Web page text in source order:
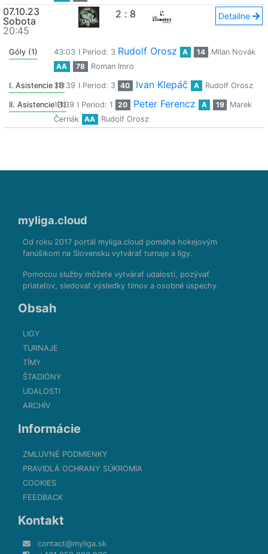
07.10.23
Sobota
20:45
2 : 8 Detailne
Góly (1) 43:03 I Period: 3 Rudolf Orosz A 14
Milan Novák
AA
78 Roman Imro
I. Asistencie (1)38:39 I Period: 3 40 Ivan Klepáč A Rudolf Orosz
II. Asistencie (1)
13:39 I Period: 1 20 Peter Ferencz A 19
Marek
Černák
AA Rudolf Orosz
myliga.cloud
Od roku 2017 portál myliga.cloud pomáha hokejovým
fanúšikom na Slovensku vytvárať turnaje a ligy.
Pomocou služby môžete vytvárať udalosti, pozývať
priateľov, sledovať výsledky tímov a osobné úspechy.
Obsah
LIGY
TURNAJE
TÍMY
ŠTADIÓNY
UDALOSTI
ARCHÍV
Informácie
ZMLUVNÉ PODMIENKY
PRAVIDLÁ OCHRANY SÚKROMIA
COOKIES
FEEDBACK
Kontakt
contact@myliga.sk